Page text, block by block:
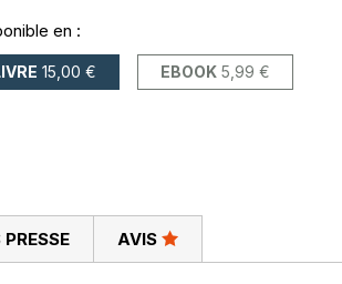
en :
15,00 € EBOOK 5,99 €
AVIS